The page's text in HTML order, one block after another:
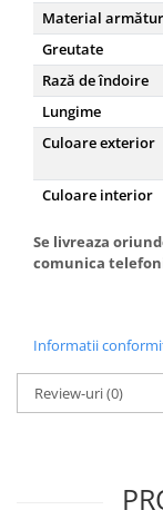
Remorci auto
Vidanja si irigatii
Cuple
Diverse
Furtunuri
Pompe
Zootehnie
Material
Greutate
Rază de îndoire
Lungime
Culoare exterior
Culoare interior
Se livreaza
comunica
Informatii
Review-uri(0)